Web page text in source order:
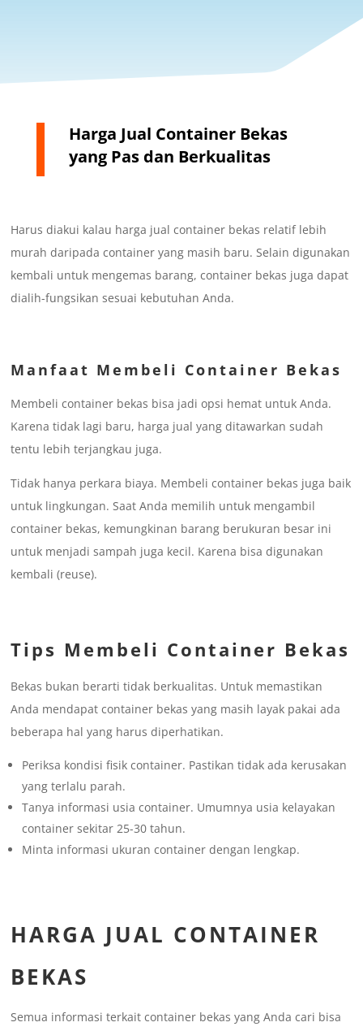
Harga Jual Container Bekas
yang Pas dan Berkualitas
Harus diakui kalau harga jual container bekas relatif lebih
murah daripada container yang masih baru. Selain digunakan
kembali untuk mengemas barang, container bekas juga dapat
dialih-fungsikan sesuai kebutuhan Anda.
Manfaat Membeli Container Bekas
Membeli container bekas bisa jadi opsi hemat untuk Anda.
Karena tidak lagi baru, harga jual yang ditawarkan sudah
tentu lebih terjangkau juga.
Tidak hanya perkara biaya. Membeli container bekas juga baik
untuk lingkungan. Saat Anda memilih untuk mengambil
container bekas, kemungkinan barang berukuran besar ini
untuk menjadi sampah juga kecil. Karena bisa digunakan
kembali (reuse).
Tips Membeli Container Bekas
Bekas bukan berarti tidak berkualitas. Untuk memastikan
Anda mendapat container bekas yang masih layak pakai ada
beberapa hal yang harus diperhatikan.
Periksa kondisi fisik container. Pastikan tidak ada kerusakan
yang terlalu parah.
Tanya informasi usia container. Umumnya usia kelayakan
container sekitar 25-30 tahun.
Minta informasi ukuran container dengan lengkap.
HARGA JUAL CONTAINER
BEKAS
Semua informasi terkait container bekas yang Anda cari bisa